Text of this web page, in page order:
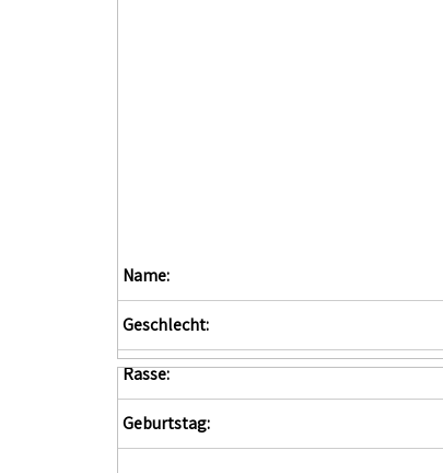
Name:
Geschlecht:
Rasse:
Geburtstag: